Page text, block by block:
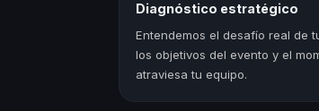
Diagnóstico estratégico
Entendemos el desafío real de
los objetivos del evento y el
atraviesa tu equipo.